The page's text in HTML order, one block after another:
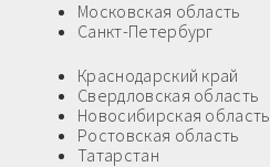
Московская область
Санкт-Петербург
Краснодарский край
Свердловская область
Новосибирская область
Ростовская область
Татарстан